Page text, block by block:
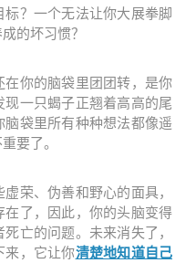
？一个无法让你大展拳脚
的坏习惯？
你的脑袋里团团转，是你
一只蝎子正翘着高高的尾
袋里所有种种想法都像遥
要了。
荣、伪善和野心的面具，
在了，因此，你的头脑变得
亡的问题。未来消失了，
来，它让你清楚地知道自己